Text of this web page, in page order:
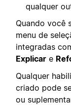
qualquer
Quando você
menu de
integradas
Explicar e
Qualquer
criado pode
ou